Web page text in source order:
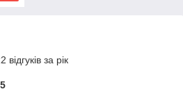
за рік